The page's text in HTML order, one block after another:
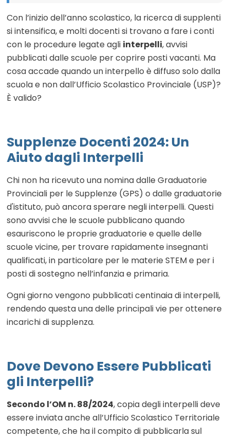
Con l’inizio dell’anno scolastico, la ricerca di supplenti
si intensifica, e molti docenti si trovano a fare i conti
con le procedure legate agli interpelli, avvisi
pubblicati dalle scuole per coprire posti vacanti. Ma
cosa accade quando un interpello è diffuso solo dalla
scuola e non dall’Ufficio Scolastico Provinciale (USP)?
È valido?
Supplenze Docenti 2024: Un
Aiuto dagli Interpelli
Chi non ha ricevuto una nomina dalle Graduatorie
Provinciali per le Supplenze (GPS) o dalle graduatorie
d'istituto, può ancora sperare negli interpelli. Questi
sono avvisi che le scuole pubblicano quando
esauriscono le proprie graduatorie e quelle delle
scuole vicine, per trovare rapidamente insegnanti
qualificati, in particolare per le materie STEM e per i
posti di sostegno nell’infanzia e primaria.
Ogni giorno vengono pubblicati centinaia di interpelli,
rendendo questa una delle principali vie per ottenere
incarichi di supplenza.
Dove Devono Essere Pubblicati
gli Interpelli?
Secondo l’OM n. 88/2024, copia degli interpelli deve
essere inviata anche all’Ufficio Scolastico Territoriale
competente, che ha il compito di pubblicarla sul